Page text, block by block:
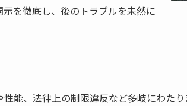
を徹底し、後のトラブルを未然に
能、法律上の制限違反など多岐にわたり